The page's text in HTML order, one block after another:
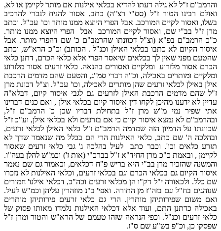
והרמב"ם ז"ל לא גילה דעתו להדיא בכלאי אילנות אם מותר לקיימן או לא,
ואולם רבינו הטור ז"ל (סס"י רצ"ה) כתב, אסור להניח לנכרי להרכיב
בשלו, ואסור לקיים המורכב. אבל הפרי היוצא ממנו מותר וכו' עכ"ל. וכתב
מרן ז"ל בב"י שם, ואסור לקיים המורכב אבל הפרי היוצא ממנו מותר.
כ"כ הרמב"ם בפ"א (וצ"ל דכוונתו שהרמב"ם כ' שם דהפרי מותר. אבל
איסור הקיום לא כתבו בכלאי האילן וכנ"ל . הכותב) וכ"כ הרא"ש, וכתב
שהטעם מפני שאין לך בכלאים שיאסר הפרי אלא כלאי הכרם, דתנן כלאי
הכרם אסור מלזרוע ומלקיים ואסורים בהנאה. כלאי זרעים אסור מלזרוע
ומלקיים ומותרים באכילה, וכ"ה דברי סמ"ג, והטעם שהם מדמים הרכבת
אילן באילן לכלאי זרעים שהן מותרים לאכילה, וכו' עכ"ל. וצ"ל דכונת מרן
ז"ל שהם מדמים הרכבת האילן לזרעים גם לגבי איסור קיום, דבלא"ה
עדיין לא ידענו מהיכן לקחו דין איסור קיום בכלאי אילן , ואם כנים דברינו
אתי שפיר נמי מ"ש מרן ז"ל בתחילת דבריו שכן כ' הרמב"ם ז"ל,
ובהרמב"ם לא נמצא איסור קיום כי אם בזרעים ולא בכלאי אילן, וע"כ ז"ל
שכוונתו על הדמיון הזה שמדמה הרמב"ם ז"ל כלאי האילן לכלאי זרעים,
ובהלכה ה' שם כתב, כלאי האילנות הרי הם בכלל מה שנאמר שדך לא
תזרע כלאים וכו'. וכבר כתב לעיל בהלכה ג' גבי כלאי זרעים שאסור
לקיימן , ובאמת כ"כ מרן החיד"א ז"ל בברכ"י (אות ז') וכמ"ש להלן בעה"ו.
והמשנה שהזכיר מרן בב"י היא בריש פ"ח דכלאים, וכאמור גם שם נאמר
איסור הקיום גם בכלאי הכרם וגם בכלאי זרעים, וכלאי האילנות לא נזכרו
שם כלל. ולכאורה י"ל דק"ו הן מכלאי זרעים וכה"כ, דכלאי אילנו' חמורים
שנוהגים בח"ל וגם בזה"ז מן התורה. ואפי' ב"נ מוזהרין עליהן וכמ"ש לעיל.
ואם משום שפירותיהן מותרין. הרי גם כלאי זרעים פירותיהן מותרים
באכילה כדתנן התם, ועוד אלא דכלאי האילנות נלמדו מאותו פסוק של
כלאי זרעים וכנ"ל. וכפי הנראה שזהו טעמם של הרא"ש והטור ומרן ז"ל
שפסקו כן, וכ"פ בש"ע שם ס"ז.